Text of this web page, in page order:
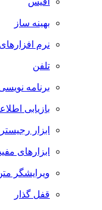
بهینه ساز
نرم
تلفن
برنامه
بازیابی
ابزار
ابزارهای
ویرایشگر
قفل گذار